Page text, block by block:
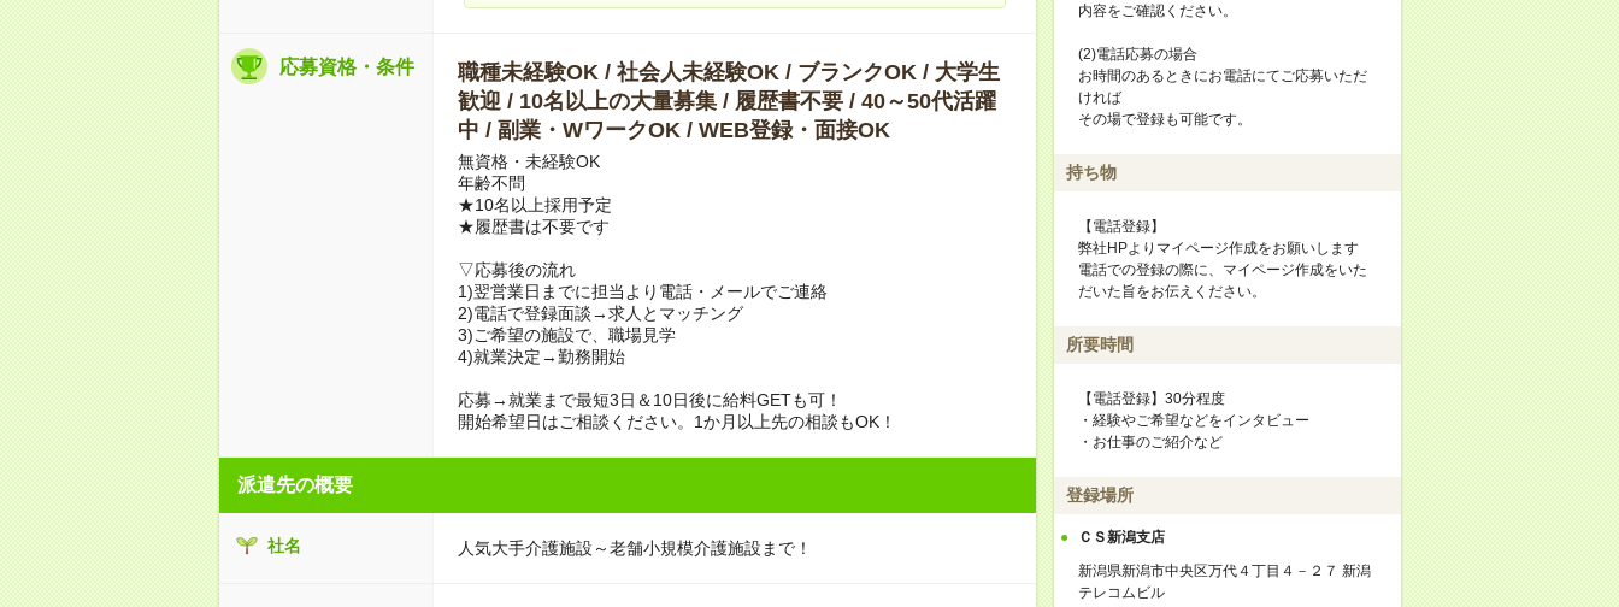
応募資格・条件
職種未経験OK / 社会人未経験OK / ブランクOK / 大学生
歓迎 / 10名以上の大量募集 / 履歴書不要 / 40～50代活躍
中 / 副業・WワークOK / WEB登録・面接OK
無資格・未経験OK
年齢不問
★10名以上採用予定
★履歴書は不要です
▽応募後の流れ
1)翌営業日までに担当より電話・メールでご連絡
2)電話で登録面談→求人とマッチング
3)ご希望の施設で、職場見学
4)就業決定→勤務開始
応募→就業まで最短3日＆10日後に給料GETも可！
開始希望日はご相談ください。1か月以上先の相談もOK！
派遣先の概要
社名 人気大手介護施設～老舗小規模介護施設まで！
内容をご確認ください。
(2)電話応募の場合
お時間のあるときにお電話にてご応募いただ
ければ
その場で登録も可能です。
持ち物
【電話登録】
弊社HPよりマイページ作成をお願いします
電話での登録の際に、マイページ作成をいた
だいた旨をお伝えください。
所要時間
【電話登録】30分程度
・経験やご希望などをインタビュー
・お仕事のご紹介など
登録場所
ＣＳ新潟支店
新潟県新潟市中央区万代４丁目４－２７ 新潟
テレコムビル